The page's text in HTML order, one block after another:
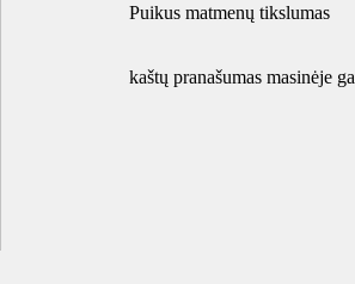
Puikus matmenų tikslumas
kaštų pranašumas masinėje